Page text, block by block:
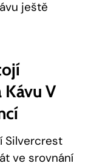
ještě
V
Silvercrest
⁣ve srovnání